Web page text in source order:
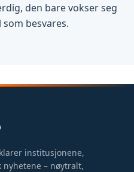
den bare vokser seg
besvares.
institusjonene,
nyhetene – nøytralt,